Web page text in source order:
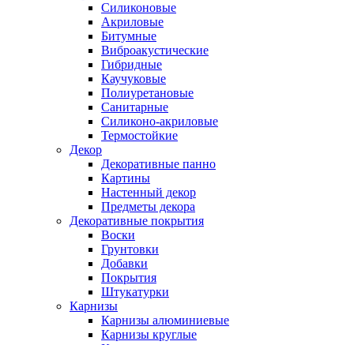
Силиконовые
Акриловые
Битумные
Виброакустические
Гибридные
Каучуковые
Полиуретановые
Санитарные
Силиконо-акриловые
Термостойкие
Декор
Декоративные панно
Картины
Настенный декор
Предметы декора
Декоративные покрытия
Воски
Грунтовки
Добавки
Покрытия
Штукатурки
Карнизы
Карнизы алюминиевые
Карнизы круглые